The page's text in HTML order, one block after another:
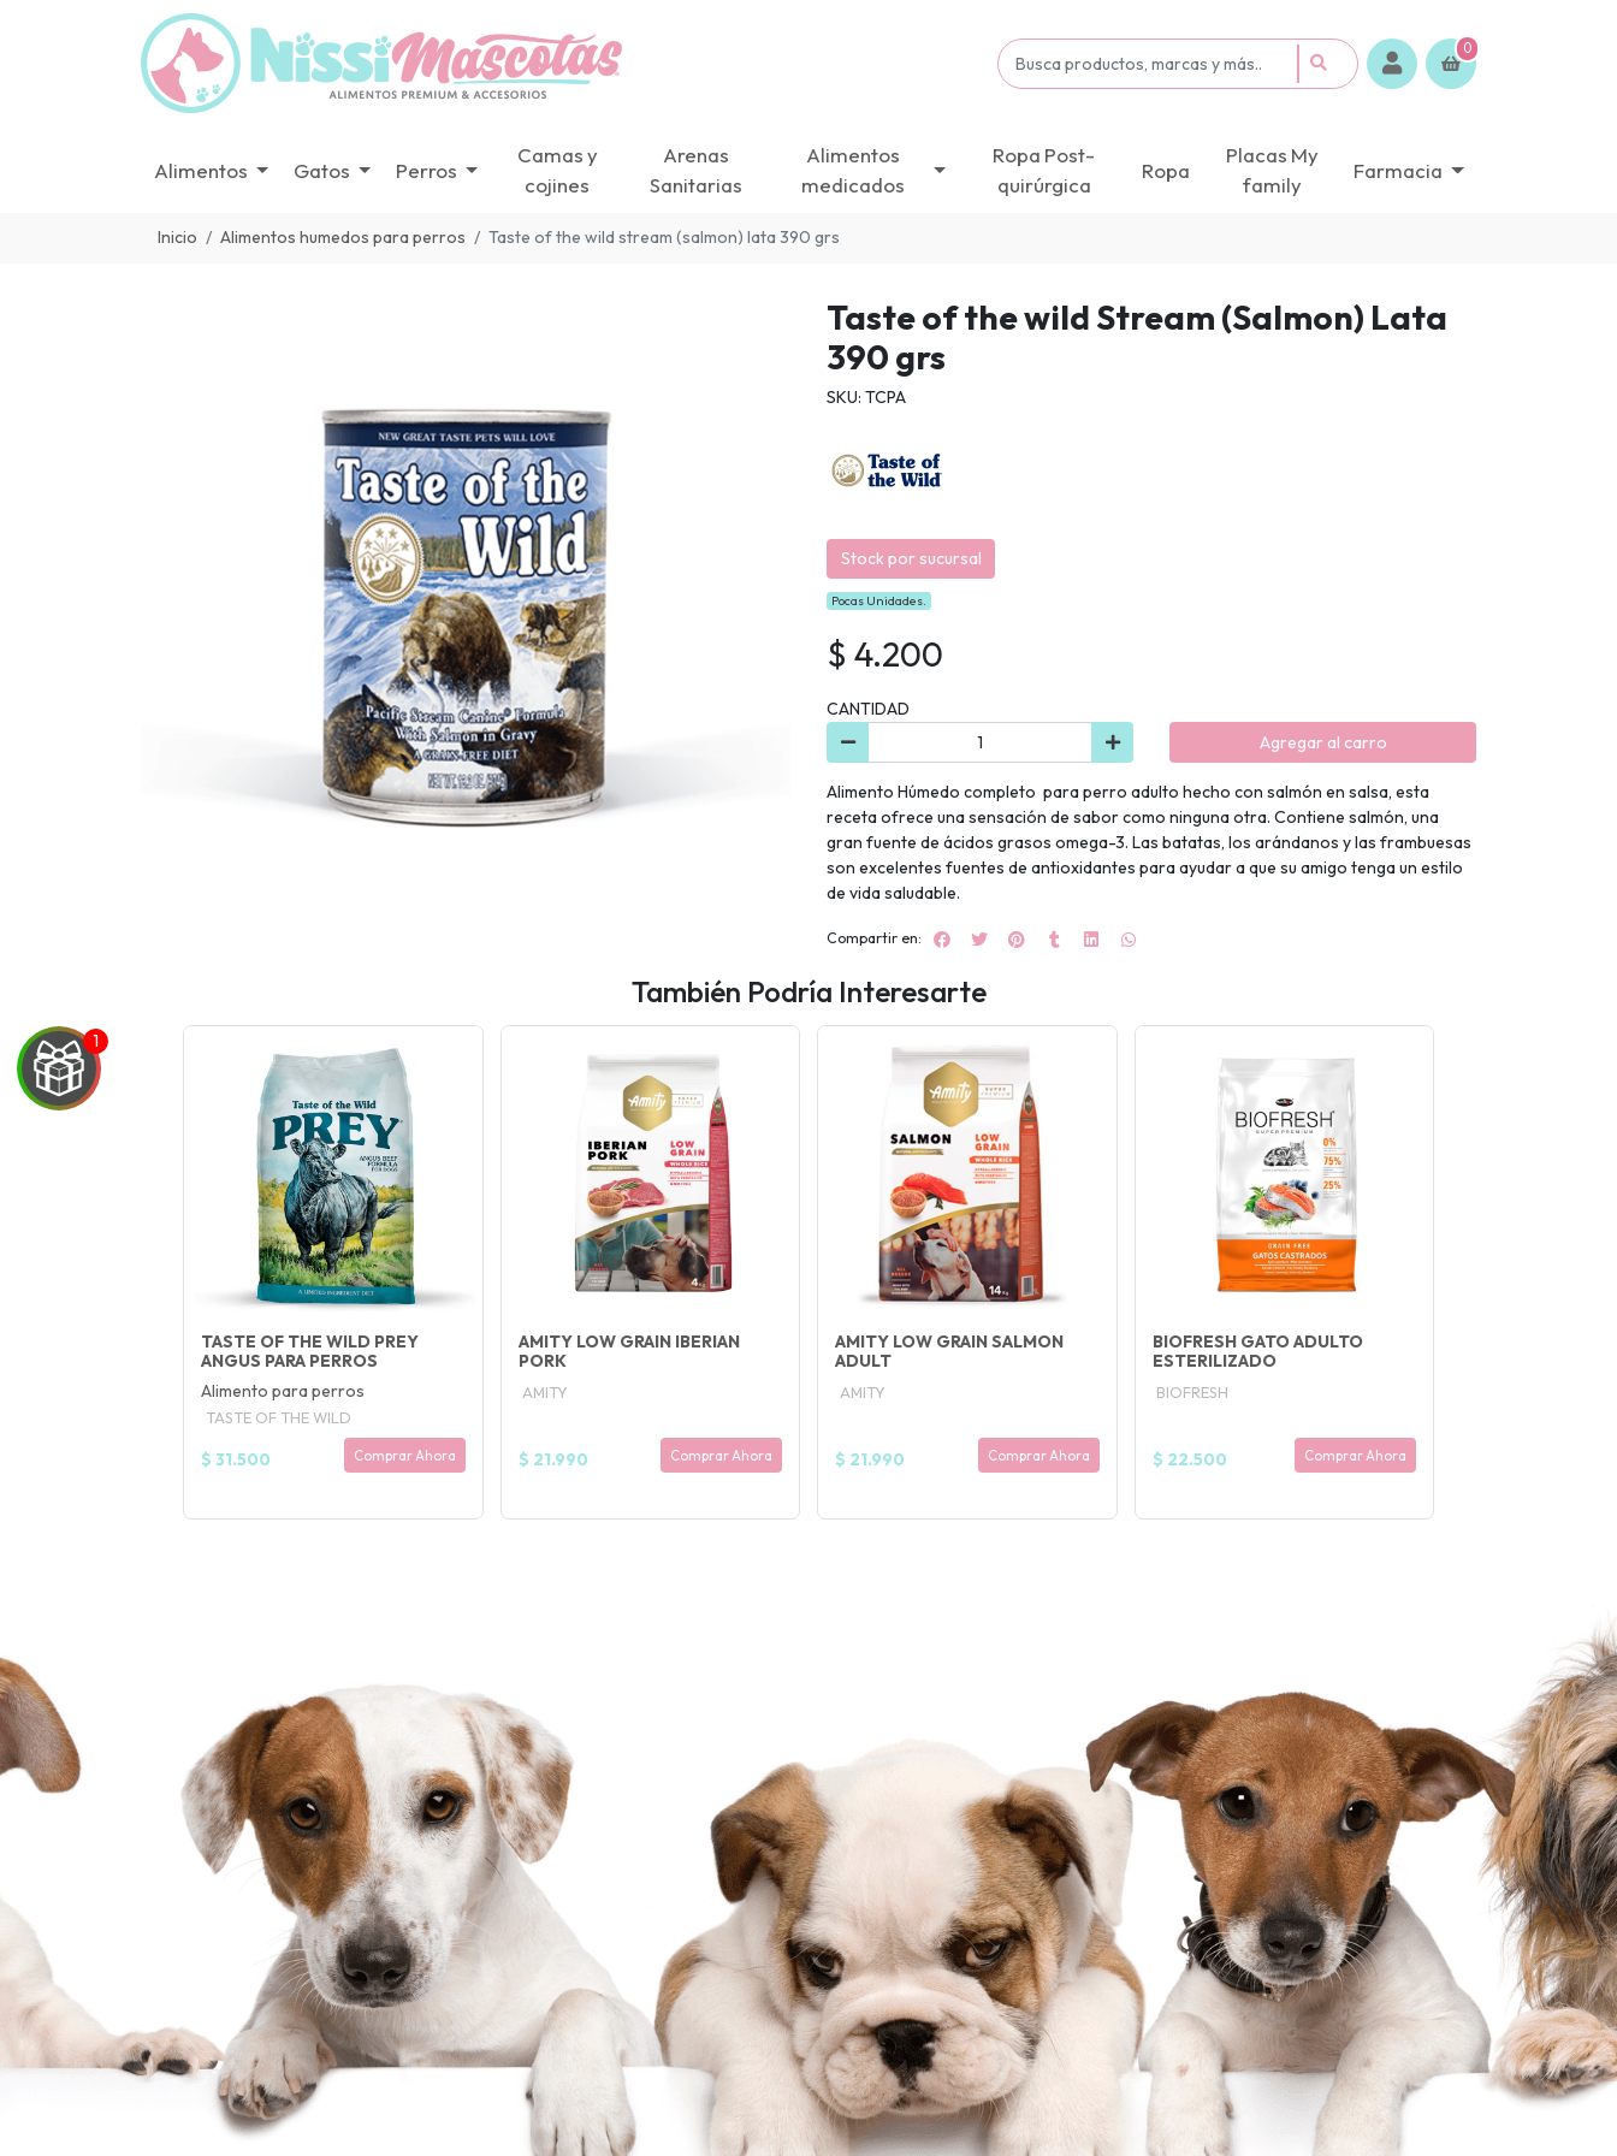
0
Alimentos Gatos Perros
Camas y
cojines
Arenas
Sanitarias
Alimentos
medicados
Ropa Post-
quirúrgica
Ropa
Placas My
family
Farmacia
Inicio Alimentos humedos para perros Taste of the wild stream (salmon) lata 390 grs
Taste of the wild Stream (Salmon) Lata
390 grs
SKU: TCPA
Stock por sucursal
Pocas Unidades.
$ 4.200
CANTIDAD
Agregar al carro
Alimento Húmedo completo para perro adulto hecho con salmón en salsa, esta
receta ofrece una sensación de sabor como ninguna otra. Contiene salmón, una
gran fuente de ácidos grasos omega-3. Las batatas, los arándanos y las frambuesas
son excelentes fuentes de antioxidantes para ayudar a que su amigo tenga un estilo
de vida saludable.
Compartir en:
También Podría Interesarte
TASTE OF THE WILD PREY
ANGUS PARA PERROS
Alimento para perros
TASTE OF THE WILD
$ 31.500 Comprar Ahora
AMITY LOW GRAIN IBERIAN
PORK
AMITY
$ 21.990 Comprar Ahora
AMITY LOW GRAIN SALMON
ADULT
AMITY
$ 21.990 Comprar Ahora
BIOFRESH GATO ADULTO
ESTERILIZADO
BIOFRESH
$ 22.500 Comprar Ahora